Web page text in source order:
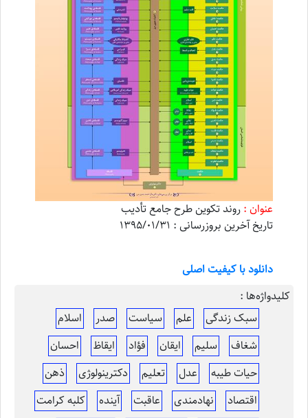
عنوان : روند تکوین طرح جامع تأدیب
تاریخ آخرین بروزرسانی : 1395/01/31
دانلود با کیفیت اصلی
کلیدواژه‌ها :
سبک زندگی
علم سیاست صدر
اسلام
شغاف
سلیم ایقان فؤاد ایقاظ
احسان
حیات طیبه
عدل تعلیم دکترینولوژی
ذهن
اقتصاد
نهادمندی عاقبت آینده
کلبه کرامت